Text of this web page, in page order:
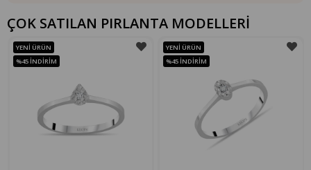
ÇOK SATILAN PIRLANTA MODELLERİ
YENI ÜRÜN
%45 İNDIRIM
YENI ÜRÜN
%45 İNDIRIM